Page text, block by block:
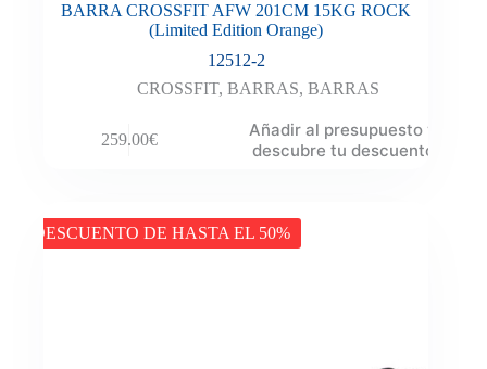
BARRA CROSSFIT AFW 201CM 15KG ROCK
(Limited Edition Orange)
12512-2
CROSSFIT, BARRAS, BARRAS
259.00€
Añadir al presupuesto y
descubre tu descuento
DESCUENTO DE HASTA EL 50%